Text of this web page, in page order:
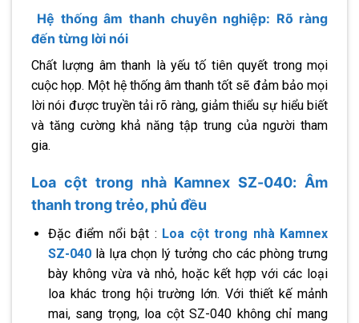
Hệ thống âm thanh chuyên nghiệp: Rõ ràng
đến từng lời nói
Chất lượng âm thanh là yếu tố tiên quyết trong mọi
cuộc họp. Một hệ thống âm thanh tốt sẽ đảm bảo mọi
lời nói được truyền tải rõ ràng, giảm thiểu sự hiểu biết
và tăng cường khả năng tập trung của người tham
gia.
Loa cột trong nhà Kamnex SZ-040: Âm
thanh trong trẻo, phủ đều
Đặc điểm nổi bật : Loa cột trong nhà Kamnex
SZ-040là lựa chọn lý tưởng cho các phòng trưng
bày không vừa và nhỏ, hoặc kết hợp với các loại
loa khác trong hội trường lớn. Với thiết kế mảnh
mai, sang trọng, loa cột SZ-040 không chỉ mang